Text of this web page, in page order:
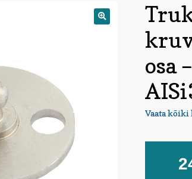
osa
Vaata kõiki